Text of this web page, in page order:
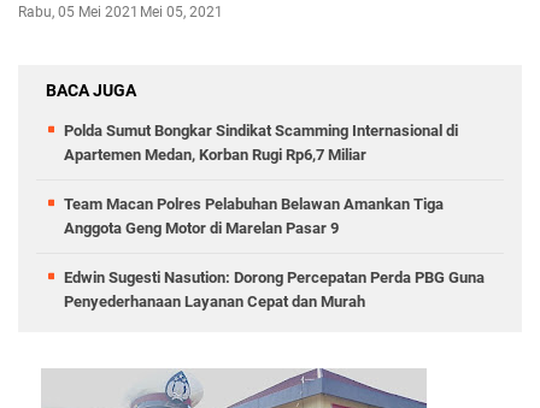
Rabu, 05 Mei 2021 Mei 05, 2021
BACA JUGA
Polda Sumut Bongkar Sindikat Scamming Internasional di
Apartemen Medan, Korban Rugi Rp6,7 Miliar
Team Macan Polres Pelabuhan Belawan Amankan Tiga
Anggota Geng Motor di Marelan Pasar 9
Edwin Sugesti Nasution: Dorong Percepatan Perda PBG Guna
Penyederhanaan Layanan Cepat dan Murah